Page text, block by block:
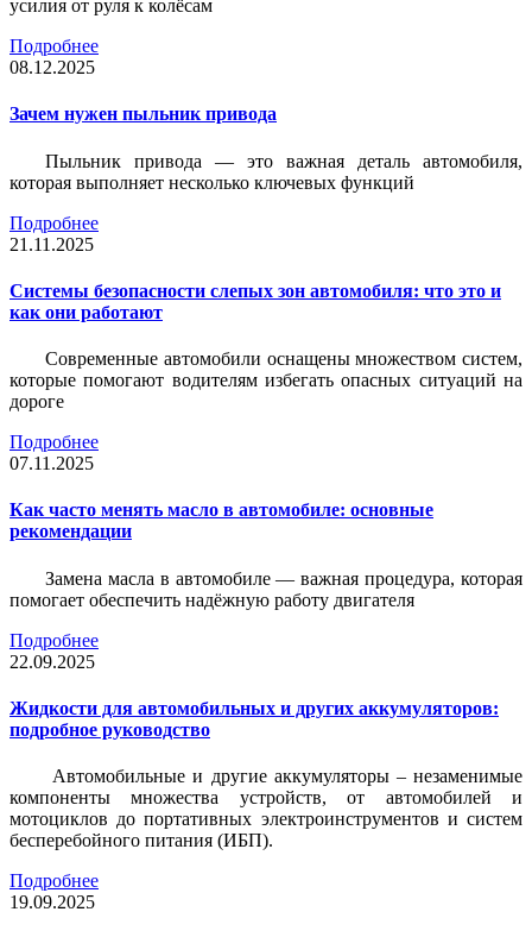
усилия от руля к колёсам
Подробнее
08.12.2025
Зачем нужен пыльник привода
Пыльник привода — это важная деталь автомобиля,
которая выполняет несколько ключевых функций
Подробнее
21.11.2025
Системы безопасности слепых зон автомобиля: что это и
как они работают
Современные автомобили оснащены множеством систем,
которые помогают водителям избегать опасных ситуаций на
дороге
Подробнее
07.11.2025
Как часто менять масло в автомобиле: основные
рекомендации
Замена масла в автомобиле — важная процедура, которая
помогает обеспечить надёжную работу двигателя
Подробнее
22.09.2025
Жидкости для автомобильных и других аккумуляторов:
подробное руководство
Автомобильные и другие аккумуляторы – незаменимые
компоненты множества устройств, от автомобилей и
мотоциклов до портативных электроинструментов и систем
бесперебойного питания (ИБП).
Подробнее
19.09.2025